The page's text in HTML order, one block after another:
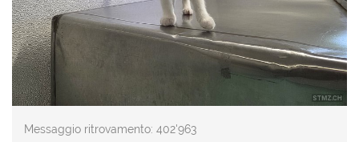
Messaggio ritrovamento: 402'963